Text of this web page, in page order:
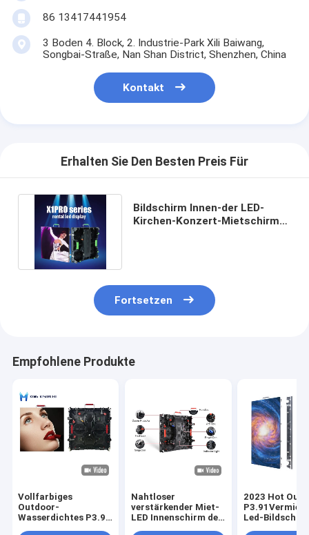
86 13417441954
3 Boden 4. Block, 2. Industrie-Park Xili Baiwang,
Songbai-Straße, Nan Shan District, Shenzhen, China
Kontakt
Erhalten Sie Den Besten Preis Für
Bildschirm Innen-der LED-
Kirchen-Konzert-Mietschirm-
Fortsetzen
Empfohlene Produkte
Vollfarbiges
Outdoor-
Wasserdichtes P3.91
Nahtloser
verstärkender Miet-
LED Innenschirm des
2023 Hot
Led-